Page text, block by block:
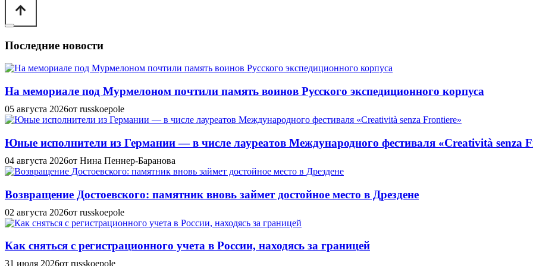
Последние новости
На мемориале под Мурмелоном почтили память воинов Русского экспедиционного корпуса
05 августа 2026от russkoepole
Юные исполнители из Германии — в числе лауреатов Международного фестиваля «Creatività senza
04 августа 2026от Нина Пеннер-Баранова
Возвращение Достоевского: памятник вновь займет достойное место в Дрездене
02 августа 2026от russkoepole
Как сняться с регистрационного учета в России, находясь за границей
31 июля 2026от russkoepole